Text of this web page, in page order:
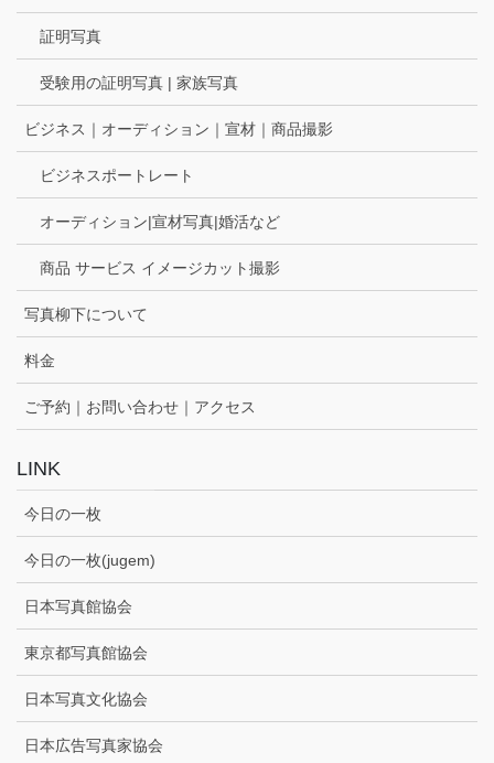
証明写真
受験用の証明写真 | 家族写真
ビジネス｜オーディション｜宣材｜商品撮影
ビジネスポートレート
オーディション|宣材写真|婚活など
商品 サービス イメージカット撮影
写真柳下について
料金
ご予約｜お問い合わせ｜アクセス
LINK
今日の一枚
今日の一枚(jugem)
日本写真館協会
東京都写真館協会
日本写真文化協会
日本広告写真家協会